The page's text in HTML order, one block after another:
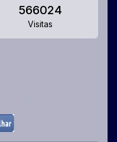
566024
Visitas